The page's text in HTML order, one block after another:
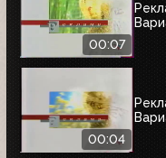
00:07
00:04